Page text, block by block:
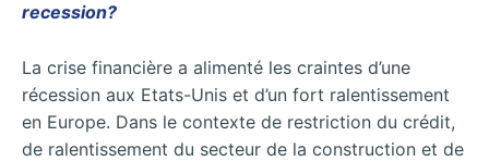
recession?
La crise financière a alimenté les craintes d’une
récession aux Etats-Unis et d’un fort ralentissement
en Europe. Dans le contexte de restriction du crédit,
de ralentissement du secteur de la construction et de